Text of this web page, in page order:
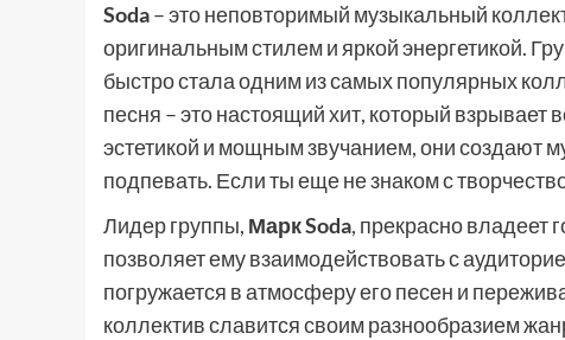
Soda– это неповторимый музыкальный
оригинальным стилем и яркой энергетикой.
быстро стала одним из самых популярных
песня – это настоящий хит, который взрывает
эстетикой и мощным звучанием, они создают
подпевать. Если ты еще не знаком с
Лидер группы, Марк Soda, прекрасно владеет
позволяет ему взаимодействовать с
погружается в атмосферу его песен и
коллектив славится своим разнообразием